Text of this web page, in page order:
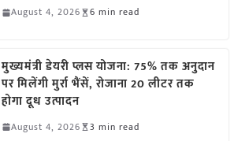
August 4, 2026 6 min read
मुख्यमंत्री डेयरी प्लस योजना: 75% तक अनुदान
पर मिलेंगी मुर्रा भैंसें, रोजाना 20 लीटर तक
होगा दूध उत्पादन
August 4, 2026 3 min read